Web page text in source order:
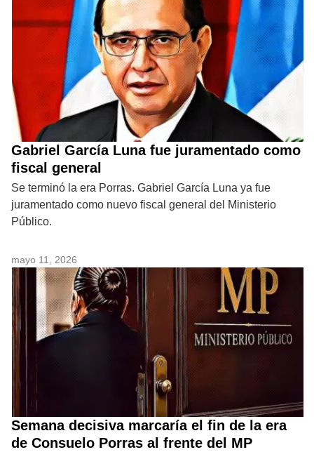
Gabriel García Luna fue juramentado como
fiscal general
Se terminó la era Porras. Gabriel García Luna ya fue
juramentado como nuevo fiscal general del Ministerio
Público.
mayo 11, 2026
Semana decisiva marcaría el fin de la era
de Consuelo Porras al frente del MP